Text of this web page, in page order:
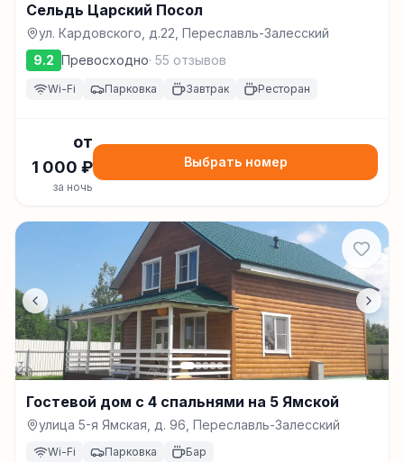
Сельдь Царский Посол
ул. Кардовского, д.22, Переславль-Залесский
9.2 Превосходно· 55 отзывов
Wi-Fi Парковка Завтрак Ресторан
от
1 000 ₽
за ночь
Выбрать номер
Гостевой дом с 4 спальнями на 5 Ямской
улица 5-я Ямская, д. 96, Переславль-Залесский
Wi-Fi Парковка Бар